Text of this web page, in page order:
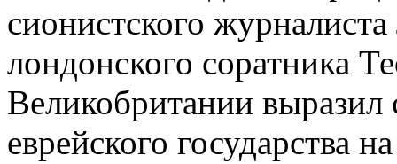
сионистского
лондонского соратника
Великобритании выразил
еврейского государства